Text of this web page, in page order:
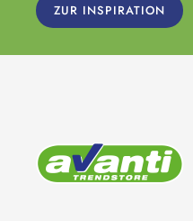
ZUR INSPIRATION